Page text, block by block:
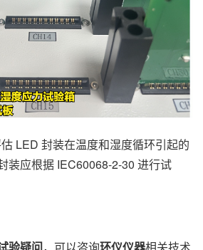
LED 封装在温度和湿度循环引起的
装应根据 IEC60068-2-30 进行试
验疑问，可以咨询环仪仪器相关技术